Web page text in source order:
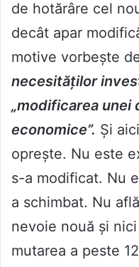
de hotărâre cel
decât apar
motive vorbește
necesităților
„modificarea
economice”. Și
oprește. Nu este
s-a modificat. Nu
a schimbat. Nu
nevoie nouă și
mutarea a peste